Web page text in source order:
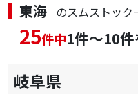
東海 のスムストック
25件中1件～10
岐阜県